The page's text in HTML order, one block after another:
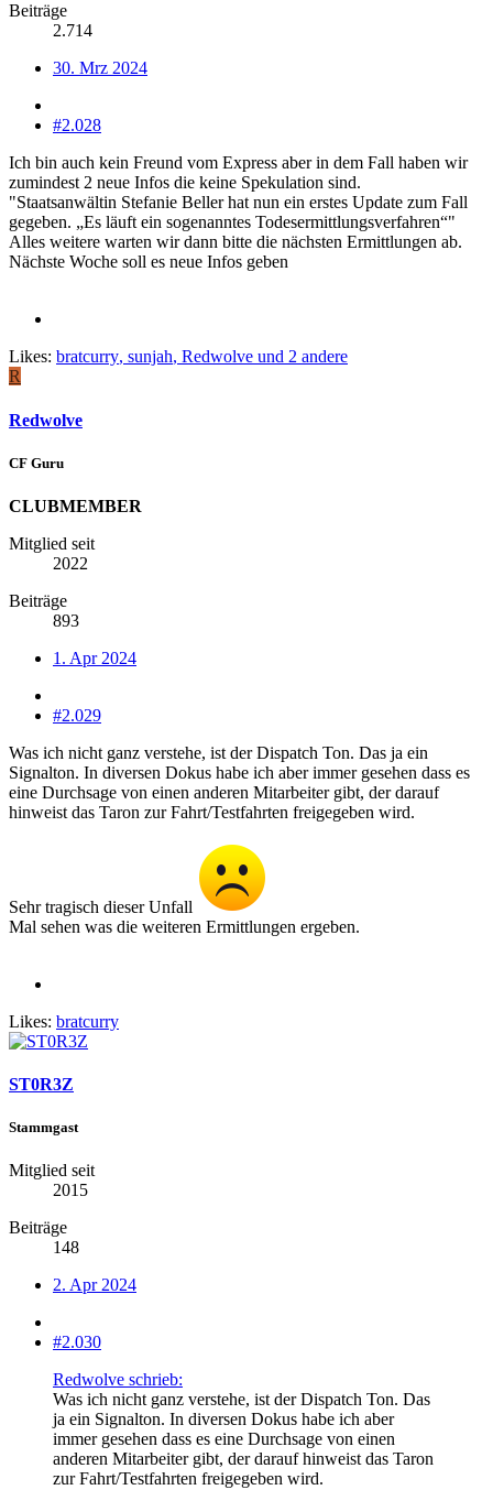
Beiträge
2.714
30. Mrz 2024
#2.028
Ich bin auch kein Freund vom Express aber in dem Fall haben wir
zumindest 2 neue Infos die keine Spekulation sind.
"Staatsanwältin Stefanie Beller hat nun ein erstes Update zum Fall
gegeben. „Es läuft ein sogenanntes Todesermittlungsverfahren“"
Alles weitere warten wir dann bitte die nächsten Ermittlungen ab.
Nächste Woche soll es neue Infos geben
Likes: bratcurry, sunjah, Redwolve und 2 andere
R
Redwolve
CF Guru
CLUBMEMBER
Mitglied seit
2022
Beiträge
893
1. Apr 2024
#2.029
Was ich nicht ganz verstehe, ist der Dispatch Ton. Das ja ein
Signalton. In diversen Dokus habe ich aber immer gesehen dass es
eine Durchsage von einen anderen Mitarbeiter gibt, der darauf
hinweist das Taron zur Fahrt/Testfahrten freigegeben wird.
Sehr tragisch dieser Unfall
Mal sehen was die weiteren Ermittlungen ergeben.
Likes: bratcurry
ST0R3Z
Stammgast
Mitglied seit
2015
Beiträge
148
2. Apr 2024
#2.030
Redwolve schrieb:
Was ich nicht ganz verstehe, ist der Dispatch Ton. Das
ja ein Signalton. In diversen Dokus habe ich aber
immer gesehen dass es eine Durchsage von einen
anderen Mitarbeiter gibt, der darauf hinweist das Taron
zur Fahrt/Testfahrten freigegeben wird.